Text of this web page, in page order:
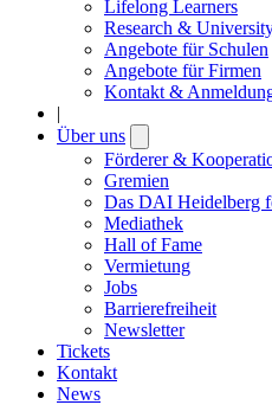
Lifelong Learners
Research &
Angebote für Schulen
Angebote für Firmen
Kontakt &
|
Über uns
submenu
Förderer &
Gremien
Das DAI Heidelberg
Mediathek
Hall of Fame
Vermietung
Jobs
Barrierefreiheit
Newsletter
Tickets
Kontakt
News